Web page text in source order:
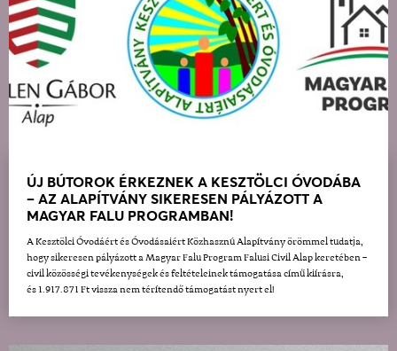
ÚJ BÚTOROK ÉRKEZNEK A KESZTÖLCI ÓVODÁBA
– AZ ALAPÍTVÁNY SIKERESEN PÁLYÁZOTT A
MAGYAR FALU PROGRAMBAN!
A Kesztölci Óvodáért és Óvodásaiért Közhasznú Alapítvány örömmel tudatja,
hogy sikeresen pályázott a Magyar Falu Program Falusi Civil Alap keretében –
civil közösségi tevékenységek és feltételeinek támogatása című kiírásra,
és 1.917.871 Ft vissza nem térítendő támogatást nyert el!